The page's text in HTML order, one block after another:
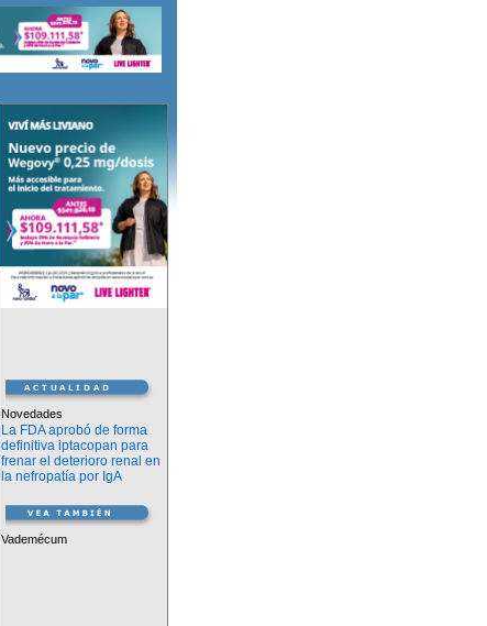
Novedades
La FDA aprobó de forma
definitiva iptacopan para
frenar el deterioro renal en
la nefropatía por IgA
Vademécum